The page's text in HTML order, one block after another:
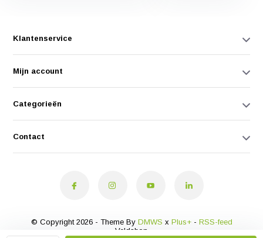
Klantenservice
Mijn account
Categorieën
Contact
© Copyright 2026 - Theme By DMWS x Plus+- RSS-feed
Veldshop